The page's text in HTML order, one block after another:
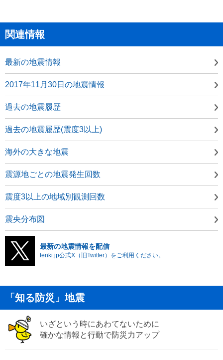
関連情報
最新の地震情報
2017年11月30日の地震情報
過去の地震履歴
過去の地震履歴(震度3以上)
海外の大きな地震
震源地ごとの地震発生回数
震度3以上の地域別観測回数
震央分布図
最新の地震情報を配信
tenki.jp公式X（旧Twitter）をご利用ください。
「知る防災」地震
いざという時にあわてないために
確かな情報と行動で防災力アップ